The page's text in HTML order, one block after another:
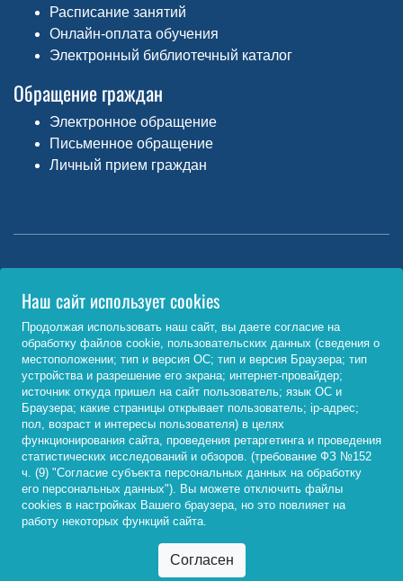
Расписание занятий
Онлайн-оплата обучения
Электронный библиотечный каталог
Обращение граждан
Электронное обращение
Письменное обращение
Личный прием граждан
Министерство науки и высшего образования РФ
http://www.minobrnauki.gov.ru/
Министерство просвещения РФ
https://edu.gov.ru/
Федеральный портал «Российское образование»
http://www.edu.ru/
© 2026, ФГБОУ ВО «Байкальский государственный
университет»
Наш сайт использует cookies
Продолжая использовать наш сайт, вы даете согласие на
обработку файлов cookie, пользовательских данных (сведения о
местоположении; тип и версия ОС; тип и версия Браузера; тип
устройства и разрешение его экрана; интернет-провайдер;
источник откуда пришел на сайт пользователь; язык ОС и
Браузера; какие страницы открывает пользователь; ip-адрес;
пол, возраст и интересы пользователя) в целях
функционирования сайта, проведения ретаргетинга и проведения
статистических исследований и обзоров. (требование ФЗ №152
ч. (9) "Согласие субъекта персональных данных на обработку
его персональных данных"). Вы можете отключить файлы
cookies в настройках Вашего браузера, но это повлияет на
работу некоторых функций сайта.